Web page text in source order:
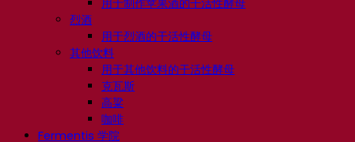
烈酒
用于烈酒的干活性酵母
其他饮料
用于其他饮料的干活性酵母
克瓦斯
高粱
咖啡
Fermentis 学院